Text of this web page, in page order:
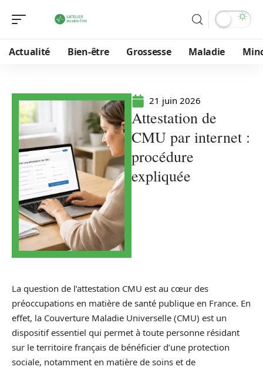
Actualité Bien-être Grossesse Maladie
21 juin 2026
Attestation de
CMU par internet :
procédure
expliquée
La question de l’attestation CMU est au cœur des
préoccupations en matière de santé publique en France. En
effet, la Couverture Maladie Universelle (CMU) est un
dispositif essentiel qui permet à toute personne résidant
sur le territoire français de bénéficier d’une protection
sociale, notamment en matière de soins et de